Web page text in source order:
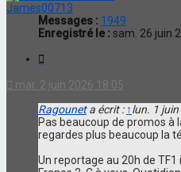
James00713
Messages : 1949
Enregistré le : sam. 26 juin
mar. 2 juin 2026 18:05
Ragouneta écrit : ↑lun. 1
Pas beaucoup de promos à
regardes plus beaucoup la
Un reportage au 20h de TF1